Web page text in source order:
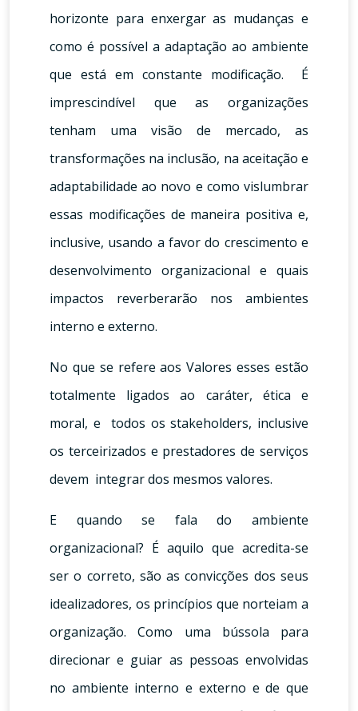
horizonte para enxergar as mudanças e
como é possível a adaptação ao ambiente
que está em constante modificação. É
imprescindível que as organizações
tenham uma visão de mercado, as
transformações na inclusão, na aceitação e
adaptabilidade ao novo e como vislumbrar
essas modificações de maneira positiva e,
inclusive, usando a favor do crescimento e
desenvolvimento organizacional e quais
impactos reverberarão nos ambientes
interno e externo.
No que se refere aos Valores esses estão
totalmente ligados ao caráter, ética e
moral, e todos os stakeholders, inclusive
os terceirizados e prestadores de serviços
devem integrar dos mesmos valores.
E quando se fala do ambiente
organizacional? É aquilo que acredita-se
ser o correto, são as convicções dos seus
idealizadores, os princípios que norteiam a
organização. Como uma bússola para
direcionar e guiar as pessoas envolvidas
no ambiente interno e externo e de que